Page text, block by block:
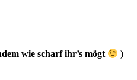
wie scharf ihr’s mögt
)